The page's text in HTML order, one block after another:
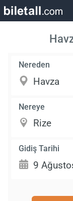
Nereden
Nereye
Gidiş Tarihi